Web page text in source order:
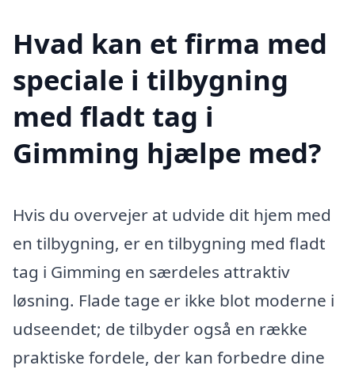
Hvad kan et firma med
speciale i tilbygning
med fladt tag i
Gimming hjælpe med?
Hvis du overvejer at udvide dit hjem med
en tilbygning, er en tilbygning med fladt
tag i Gimming en særdeles attraktiv
løsning. Flade tage er ikke blot moderne i
udseendet; de tilbyder også en række
praktiske fordele, der kan forbedre dine